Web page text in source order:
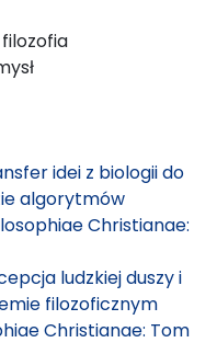
idei z biologii do
algorytmów
Christianae:
ludzkiej duszy i
filozoficznym
Christianae: Tom